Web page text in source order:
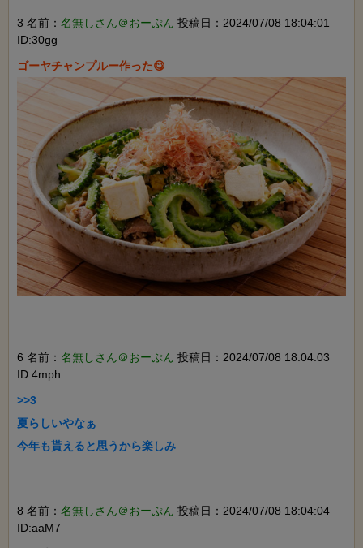
3 名前： 名無しさん＠おーぷん 投稿日：2024/07/08 18:04:01
ID:30gg
6 名前： 名無しさん＠おーぷん 投稿日：2024/07/08 18:04:03
ID:4mph
>>3
夏らしいやなぁ
今年も貰えると思うから楽しみ
8 名前： 名無しさん＠おーぷん 投稿日：2024/07/08 18:04:04
ID:aaM7